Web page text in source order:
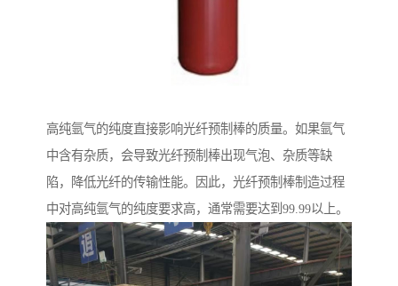
高纯氩气的纯度直接影响光纤预制棒的质量。如果氩气
中含有杂质，会导致光纤预制棒出现气泡、杂质等缺
陷，降低光纤的传输性能。因此，光纤预制棒制造过程
中对高纯氩气的纯度要求高，通常需要达到99.99以上。